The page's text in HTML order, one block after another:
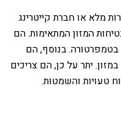
מלא או חברת קייטרינג
המזון המתאימות. הם
בטמפרטורה. בנוסף, הם
יתר על כן, הם צריכים
טעויות והשמטות.